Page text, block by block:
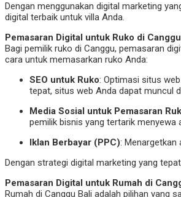
Dengan menggunakan digital marketing
digital terbaik untuk villa Anda.
Pemasaran Digital untuk Ruko di
Bagi pemilik ruko di Canggu, pemasaran
cara untuk memasarkan ruko Anda:
SEO untuk Ruko: Optimasi situs
tepat, situs web Anda dapat muncul
Media Sosial untuk Pemasaran
pemilik bisnis yang tertarik menyewa
Iklan Berbayar (PPC): Menargetkan
Dengan strategi digital marketing yang
Pemasaran Digital untuk Rumah di
Rumah di Canggu Bali adalah pilihan yang